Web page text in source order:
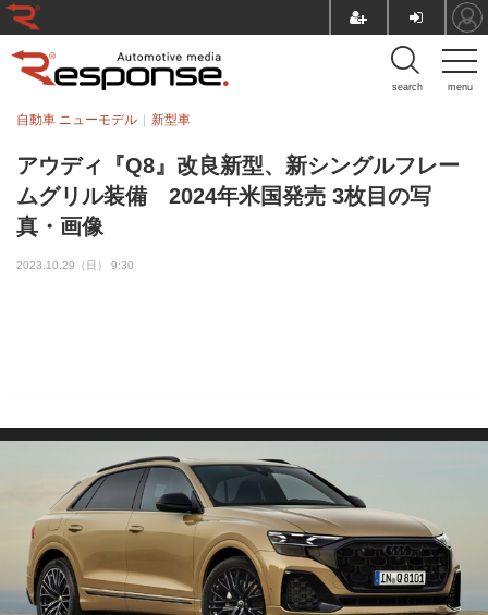
menu
search
アウディ『Q8』改良新型、新シングルフレー
ムグリル装備 2024年米国発売 3枚目の写
真・画像
自動車 ニューモデル 新型車
2023.10.29（日） 9:30